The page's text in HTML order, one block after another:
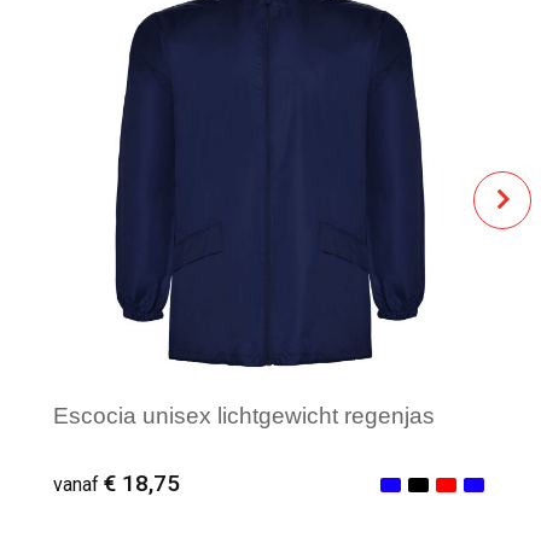
Escocia unisex lichtgewicht regenjas
vanaf € 18,75